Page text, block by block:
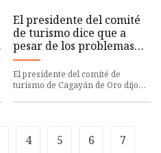
El presidente del comité
de turismo dice que a
pesar de los problemas
técnicos, Miss CDO sigue
siendo un "gran éxito"
El presidente del comité de
turismo de Cagayán de Oro dijo
4 5 6 7